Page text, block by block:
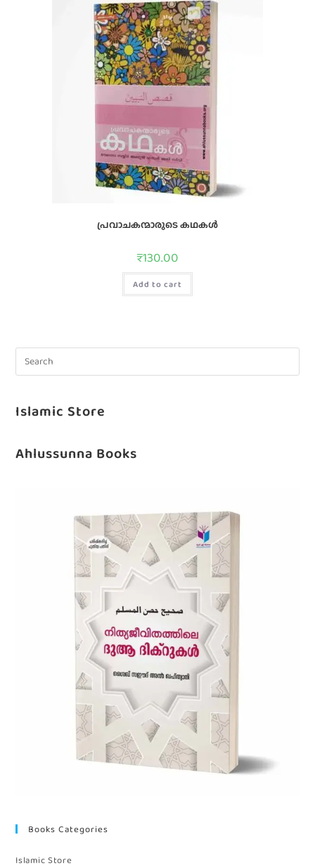
പ്രവാചകന്മാരുടെ കഥകൾ
₹130.00
Add to cart
Islamic Store
Ahlussunna Books
Books Categories
Islamic Store